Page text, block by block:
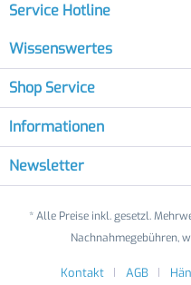
Service Hotline
Wissenswertes
Shop Service
Informationen
Newsletter
* Alle Preise inkl. gesetzl.
Nachnahmegebühren,
Kontakt AGB